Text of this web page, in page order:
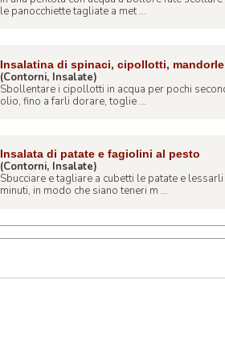
le panocchiette tagliate a met ...
Insalatina di spinaci, cipollotti,
(Contorni, Insalate)
Sbollentare i cipollotti in acqua per pochi
olio, fino a farli dorare, toglie ...
Insalata di patate e fagiolini al pesto
(Contorni, Insalate)
Sbucciare e tagliare a cubetti le patate e
minuti, in modo che siano teneri m ...